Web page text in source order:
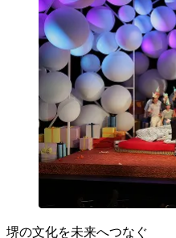
堺の文化を未来へつなぐ